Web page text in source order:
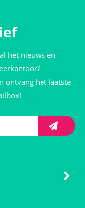
het nieuws en
ontvang het laatste